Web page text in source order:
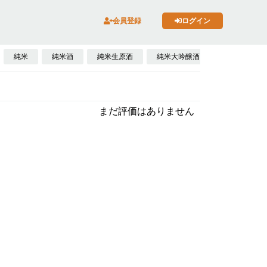
会員登録 ログイン
純米 純米酒 純米生原酒 純米大吟醸酒
まだ評価はありません